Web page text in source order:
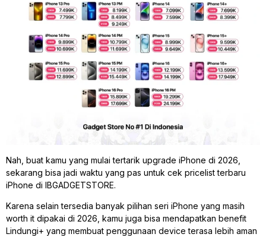
Nah, buat kamu yang mulai tertarik upgrade iPhone di 2026,
sekarang bisa jadi waktu yang pas untuk cek pricelist terbaru
iPhone di IBGADGETSTORE.
Karena selain tersedia banyak pilihan seri iPhone yang masih
worth it dipakai di 2026, kamu juga bisa mendapatkan benefit
Lindungi+ yang membuat penggunaan device terasa lebih aman